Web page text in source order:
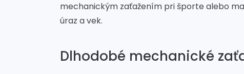
mechanickým zaťažením pri športe alebo
úraz a vek.
Dlhodobé mechanické